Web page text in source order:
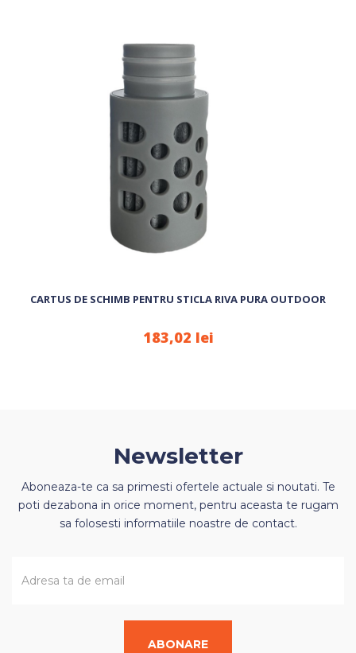
CARTUS DE SCHIMB PENTRU STICLA RIVA PURA OUTDOOR
183,02 lei
Newsletter
Aboneaza-te ca sa primesti ofertele actuale si noutati. Te
poti dezabona in orice moment, pentru aceasta te rugam
sa folosesti informatiile noastre de contact.
ABONARE